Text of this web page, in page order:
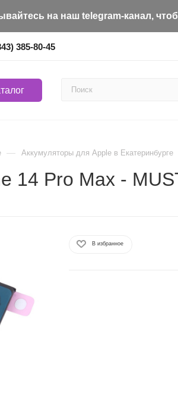
на наш telegram-канал,
385-80-45
— Aккумуляторы для Apple в Екатеринбурге
14 Pro Max -
В избранное